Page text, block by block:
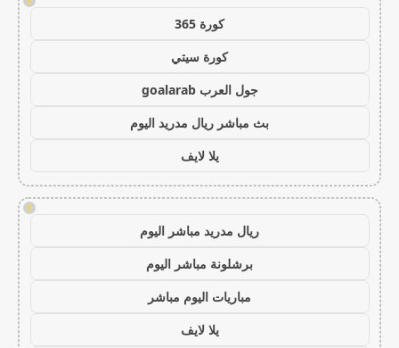
كورة 365
كورة سيتي
جول العرب goalarab
بث مباشر ريال مدريد اليوم
يلا لايف
!
ريال مدريد مباشر اليوم
برشلونة مباشر اليوم
مباريات اليوم مباشر
يلا لايف